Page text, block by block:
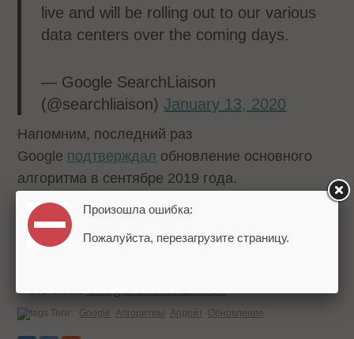
live and will be rolling out to our various
data centers over the coming days.
— Google SearchLiaison
(@searchliaison)January 13, 2020
Напомним, последний раз
Google подтверждал обновление основного
алгоритма в сентябре 2019 года.
Читайте также:
по SEO
Источник:Google SearchLiaison
Теги: Google Алгоритмы Апдейт Обновление
Произошла ошибка:
Пожалуйста, перезагрузите страницу.